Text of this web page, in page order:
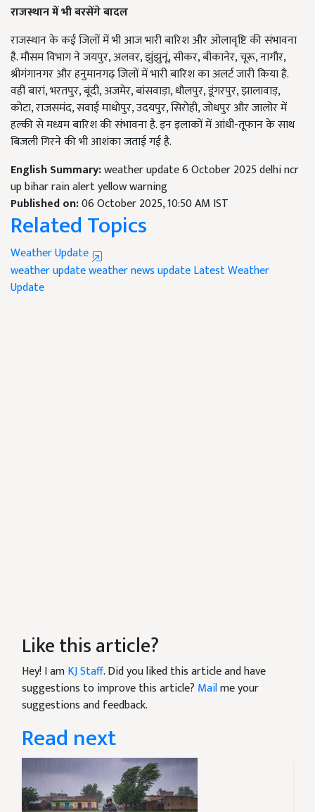
राजस्थान में भी बरसेंगे बादल
राजस्थान के कई जिलों में भी आज भारी बारिश और ओलावृष्टि की संभावना
है. मौसम विभाग ने जयपुर, अलवर, झुंझुनूं, सीकर, बीकानेर, चूरू, नागौर,
श्रीगंगानगर और हनुमानगढ़ जिलों में भारी बारिश का अलर्ट जारी किया है.
वहीं बारां, भरतपुर, बूंदी, अजमेर, बांसवाड़ा, धौलपुर, डूंगरपुर, झालावाड़,
कोटा, राजसमंद, सवाई माधोपुर, उदयपुर, सिरोही, जोधपुर और जालोर में
हल्की से मध्यम बारिश की संभावना है. इन इलाकों में आंधी-तूफान के साथ
बिजली गिरने की भी आशंका जताई गई है.
English Summary:weather update 6 October 2025 delhi ncr
up bihar rain alert yellow warning
Published on:06 October 2025, 10:50 AM IST
Related Topics
Weather Update
weather updateweather news updateLatest Weather
Update
Like this article?
Hey! I amKJ Staff. Did you liked this article and have
suggestions to improve this article? Mailme your
suggestions and feedback.
Read next